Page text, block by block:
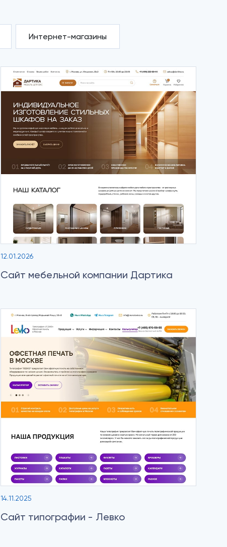
Интернет-магазины
12.01.2026
Сайт мебельной компании Дартика
14.11.2025
Сайт типографии - Левко